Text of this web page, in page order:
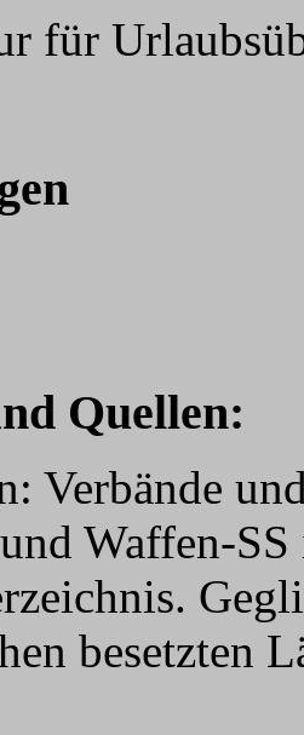
für
Quellen:
Verbände
Waffen-
besetzten